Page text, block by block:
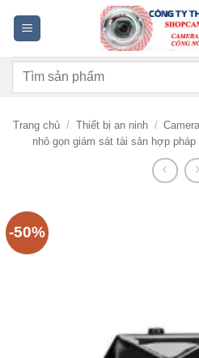
dung
Tìm
Trang chủ / Thiết bị an ninh /
nhỏ gọn giám sát tài sản hợp pháp
-50%